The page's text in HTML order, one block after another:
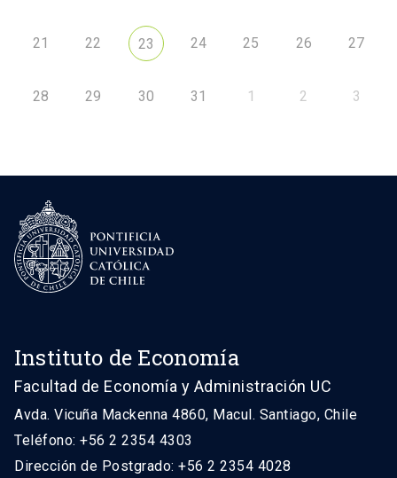
21 22 23 24 25 26 27
28 29 30 31 1 2 3
Instituto de Economía
Facultad de Economía y Administración UC
Avda. Vicuña Mackenna 4860, Macul. Santiago, Chile
Teléfono: +56 2 2354 4303
Dirección de Postgrado: +56 2 2354 4028